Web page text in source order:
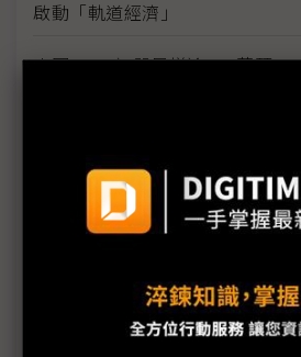
啟動「軌道經濟」
中國H200訂單暴增逾200萬顆
入NVIDIA
川普10萬美元H-1B簽證費用爭
魏哲家自嘲含淚打造台積美廠
如何綁住晶圓代工龍頭手腳